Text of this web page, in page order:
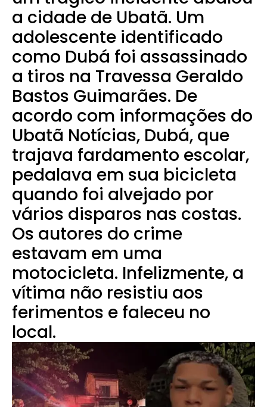
a cidade de Ubatã. Um
adolescente identificado
como Dubá foi assassinado
a tiros na Travessa Geraldo
Bastos Guimarães. De
acordo com informações do
Ubatã Notícias, Dubá, que
trajava fardamento escolar,
pedalava em sua bicicleta
quando foi alvejado por
vários disparos nas costas.
Os autores do crime
estavam em uma
motocicleta. Infelizmente, a
vítima não resistiu aos
ferimentos e faleceu no
local.